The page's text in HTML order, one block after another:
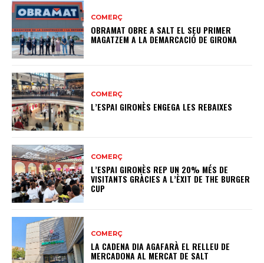
COMERÇ
OBRAMAT OBRE A SALT EL SEU PRIMER
MAGATZEM A LA DEMARCACIÓ DE GIRONA
COMERÇ
L’ESPAI GIRONÈS ENGEGA LES REBAIXES
COMERÇ
L’ESPAI GIRONÈS REP UN 20% MÉS DE
VISITANTS GRÀCIES A L’ÈXIT DE THE BURGER
CUP
COMERÇ
LA CADENA DIA AGAFARÀ EL RELLEU DE
MERCADONA AL MERCAT DE SALT